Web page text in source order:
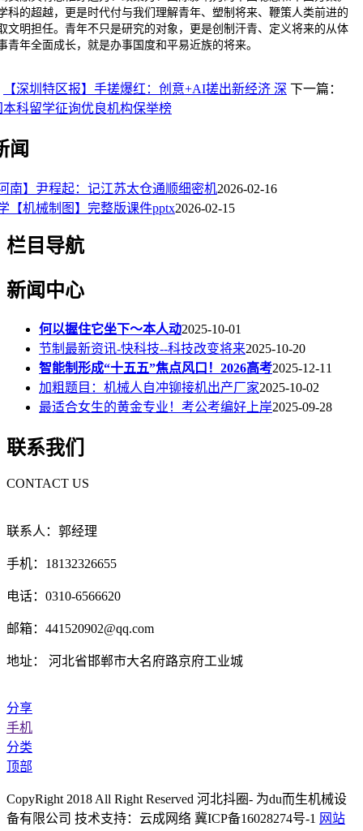
【深圳特区报】手搓爆红：创意+AI搓出新经济 深 下一篇：
本科留学征询优良机构保举榜
闻
南】尹程起：记江苏太仓通顺细密机2026-02-16
【机械制图】完整版课件pptx2026-02-15
栏目导航
新闻中心
何以握住它坐下～本人动2025-10-01
节制最新资讯-快科技--科技改变将来2025-10-20
智能制形成“十五五”焦点风口！2026高考2025-12-11
加粗题目：机械人自冲铆接机出产厂家2025-10-02
最适合女生的黄金专业！考公考编好上岸2025-09-28
联系我们
CONTACT US
联系人：郭经理
手机：18132326655
电话：0310-6566620
邮箱：441520902@qq.com
地址： 河北省邯郸市大名府路京府工业城
分享
手机
分类
顶部
CopyRight 2018 All Right Reserved 河北抖圈- 为du而生机械设
备有限公司 技术支持：云成网络 冀ICP备16028274号-1 网站